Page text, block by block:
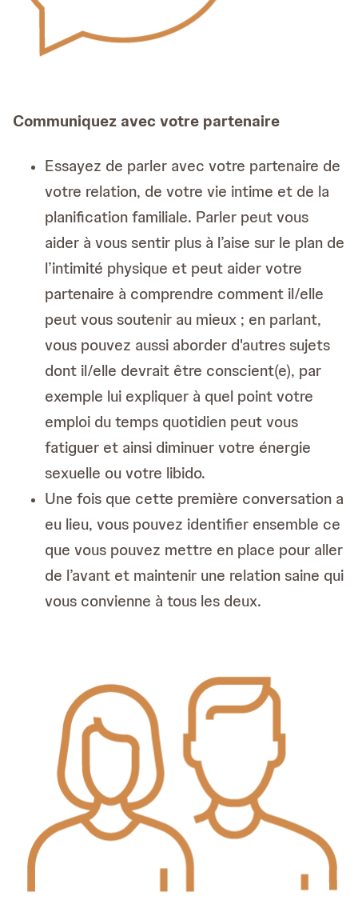
Communiquez avec votre partenaire
Essayez de parler avec votre partenaire de
votre relation, de votre vie intime et de la
planification familiale. Parler peut vous
aider à vous sentir plus à l’aise sur le plan de
l’intimité physique et peut aider votre
partenaire à comprendre comment il/elle
peut vous soutenir au mieux ; en parlant,
vous pouvez aussi aborder d'autres sujets
dont il/elle devrait être conscient(e), par
exemple lui expliquer à quel point votre
emploi du temps quotidien peut vous
fatiguer et ainsi diminuer votre énergie
sexuelle ou votre libido.
Une fois que cette première conversation a
eu lieu, vous pouvez identifier ensemble ce
que vous pouvez mettre en place pour aller
de l’avant et maintenir une relation saine qui
vous convienne à tous les deux.